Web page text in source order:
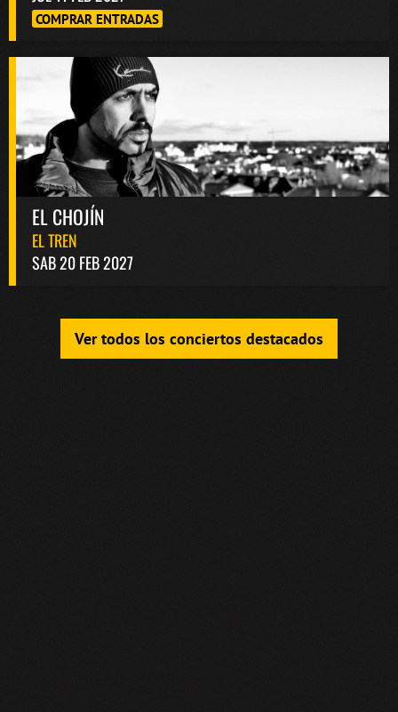
COMPRAR ENTRADAS
EL CHOJÍN
EL TREN
SAB 20 FEB 2027
Ver todos los conciertos destacados